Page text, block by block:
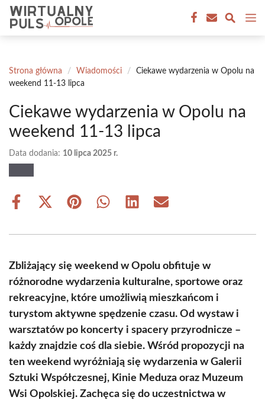
Przejdź
treści
Strona główna / Wiadomości /
Ciekawe wydarzenia w Opolu na
weekend 11-13 lipca
Ciekawe wydarzenia w Opolu na
weekend 11-13 lipca
Data dodania: 10 lipca 2025 r.
Share
Share
(Twitter)
Share Share Share Share
Zbliżający się weekend w Opolu obfituje w
różnorodne wydarzenia kulturalne, sportowe oraz
rekreacyjne, które umożliwią mieszkańcom i
turystom aktywne spędzenie czasu. Od wystaw i
warsztatów po koncerty i spacery przyrodnicze –
każdy znajdzie coś dla siebie. Wśród propozycji na
ten weekend wyróżniają się wydarzenia w Galerii
Sztuki Współczesnej, Kinie Meduza oraz Muzeum
Wsi Opolskiej. Zachęca się do uczestnictwa w